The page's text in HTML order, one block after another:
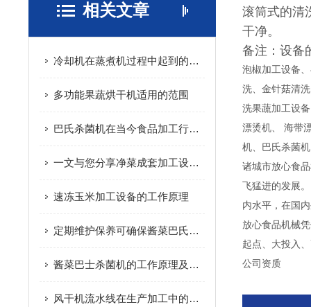
相关文章
冷却机在蒸煮机过程中起到的作用是什么？
多功能果蔬烘干机适用的范围
巴氏杀菌机在当今食品加工行业的地位
一文与您分享净菜成套加工设备的常见故障相应解决方法
速冻玉米加工设备的工作原理
定期维护保养可确保酱菜巴氏杀菌机的安全性
酱菜巴士杀菌机的工作原理及特点
风干机流水线在生产加工中的特点
滚筒式的清
干净。
备注：设备
泡椒加工设备
洗、金针菇清
洗果蔬加工设
漂烫机、 海带
机、巴氏杀菌
诸城市放心食
飞猛进的发展
内水平，在国
放心食品机械
起点、大投入
公司资质